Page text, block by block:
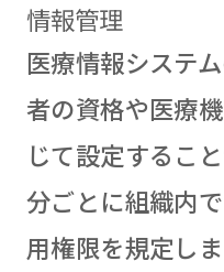
情報管理
医療情報システ
者の資格や医療
じて設定するこ
分ごとに組織内
用権限を規定し